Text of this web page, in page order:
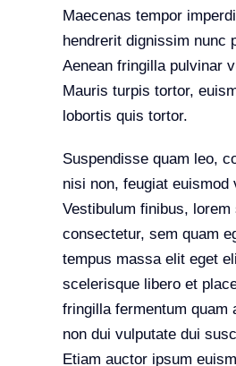
Maecenas tempor
hendrerit dignissim nunc
Aenean fringilla pulvinar
Mauris turpis tortor,
lobortis quis tortor.
Suspendisse quam leo,
nisi non, feugiat euismod
Vestibulum finibus, lorem
consectetur, sem quam
tempus massa elit eget
scelerisque libero et
fringilla fermentum quam
non dui vulputate dui
Etiam auctor ipsum